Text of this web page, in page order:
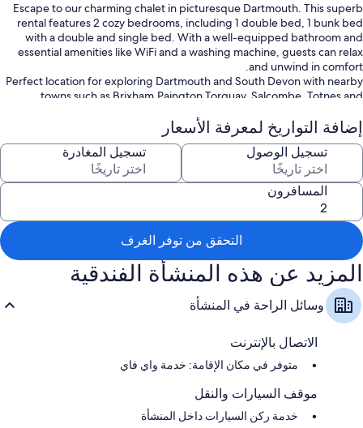
Escape to our charming chalet in picturesque Dartmouth. This superb
rental features 2 cozy bedrooms, including 1 double bed, 1 bunk bed
with a double and single bed. With a well-equipped bathroom and
essential amenities like WiFi and a washing machine, guests can relax
and unwind in comfort.
Perfect location for exploring Dartmouth and South Devon with nearby
towns such as Brixham,Paington,Torquay, Salcombe, Totnes and
Lovely local villages such as Dittisham, Slapton and beautiful beaches
like Blackpool Sands.
Located on Norton Park, Dartmouth. A peaceful chalet park.
Open plan living, dining and kitchen with 2 double bedrooms and
shower bathroom.
Modern fully fitted kitchen including integrated fridge with freezer box
space, integrated dishwasher, oven and hob. Dolce Gusto Coffee
Machine, Kettle, Toaster and Microwave.
Includes all linen, towels, Wifi and electricity
إضافة التواريخ لمعرفة الأسعار
تسجيل الوصول تسجيل المغادرة
المسافرون
التحقق من توفر الغرف
المزيد عن هذه المنشأة الفندقية
وسائل الراحة في المنشأة
الاتصال بالإنترنت
متوفر في مكان الإقامة: خدمة واي فاي
موقف السيارات والنقل
خدمة ركن السيارات داخل المنشأة